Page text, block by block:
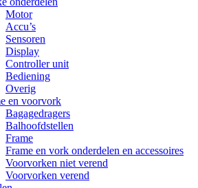
Motor
Accu’s
Sensoren
Display
Controller unit
Bediening
Overig
en voorvork
Bagagedragers
Balhoofdstellen
Frame
Frame en vork onderdelen en accessoires
Voorvorken niet verend
Voorvorken verend